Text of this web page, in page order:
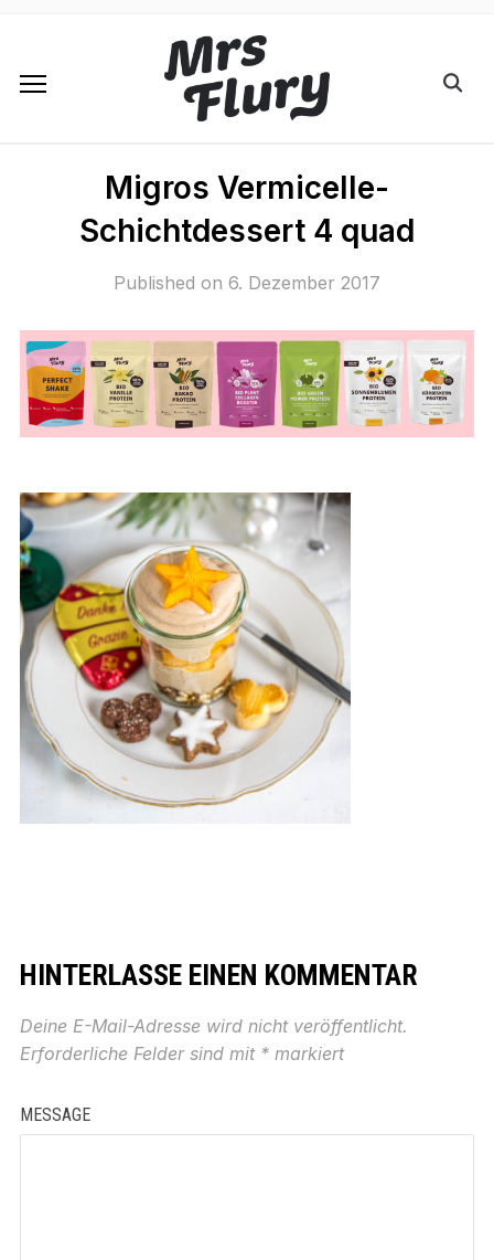
Migros Vermicelle-
Schichtdessert 4 quad
Published on 6. Dezember 2017
HINTERLASSE EINEN KOMMENTAR
Deine E-Mail-Adresse wird nicht veröffentlicht.
Erforderliche Felder sind mit *markiert
MESSAGE